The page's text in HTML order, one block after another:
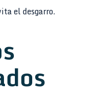
el desgarro.